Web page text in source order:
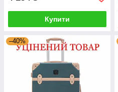
Купити
–40%